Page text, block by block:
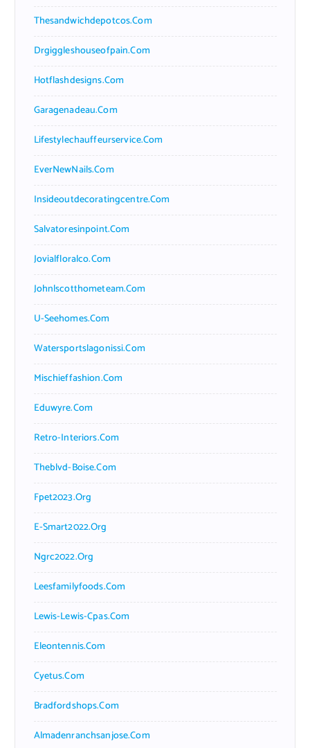
Thesandwichdepotcos.com
Drgiggleshouseofpain.com
Hotflashdesigns.com
Garagenadeau.com
Lifestylechauffeurservice.com
EverNewNails.com
Insideoutdecoratingcentre.com
Salvatoresinpoint.com
Jovialfloralco.com
Johnlscotthometeam.com
U-Seehomes.com
Watersportslagonissi.com
Mischieffashion.com
Eduwyre.com
Retro-Interiors.com
Theblvd-Boise.com
Fpet2023.org
E-Smart2022.org
Ngrc2022.org
Leesfamilyfoods.com
Lewis-Lewis-Cpas.com
Eleontennis.com
Cyetus.com
Bradfordshops.com
Almadenranchsanjose.com